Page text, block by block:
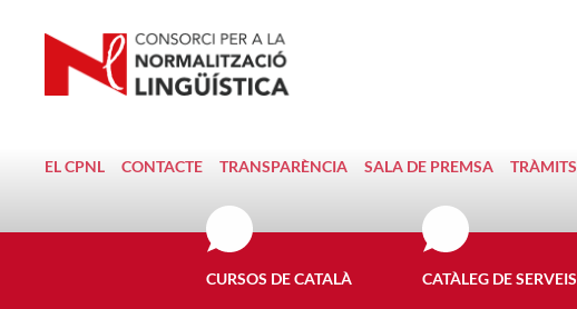
EL CPNL CONTACTE TRANSPARÈNCIA SALA DE PREMSA TRÀMITS
CURSOS DE CATALÀ CATÀLEG DE SERVEIS